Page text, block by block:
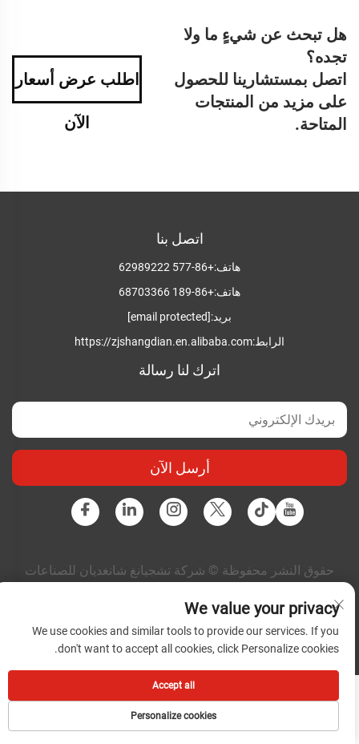
هل تبحث عن شيءٍ ما ولا
تجده؟
اتصل بمستشارينا للحصول
على مزيد من المنتجات
المتاحة.
اطلب عرض أسعار
الآن
اتصل بنا
هاتف:+86-577 62989222
هاتف:+86-189 68703366
بريد:[email protected]
الرابط:https://zjshangdian.en.alibaba.com
اترك لنا رسالة
أرسل الآن
حقوق النشر محفوظة © شركة تشجيانغ شانغديان للصناعات
الخصوصية
We value your privacy
We use cookies and similar tools to provide our services. If you
don't want to accept all cookies, click Personalize cookies.
Personalize cookies
Accept all